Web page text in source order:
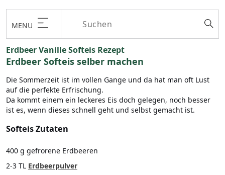
MENU
Erdbeer Vanille Softeis Rezept
Erdbeer Softeis selber machen
Die Sommerzeit ist im vollen Gange und da hat man oft Lust
auf die perfekte Erfrischung.
Da kommt einem ein leckeres Eis doch gelegen, noch besser
ist es, wenn dieses schnell geht und selbst gemacht ist.
Softeis Zutaten
400 g gefrorene Erdbeeren
2-3 TL Erdbeerpulver